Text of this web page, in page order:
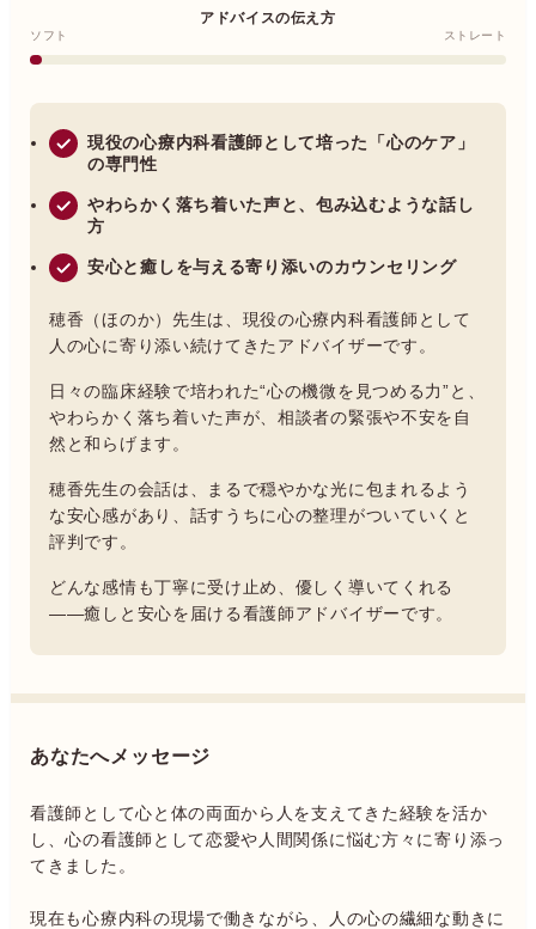
アドバイスの伝え方
ソフト ストレート
現役の心療内科看護師として培った「心のケア」
の専門性
やわらかく落ち着いた声と、包み込むような話し
方
安心と癒しを与える寄り添いのカウンセリング
穂香（ほのか）先生は、現役の心療内科看護師として
人の心に寄り添い続けてきたアドバイザーです。
日々の臨床経験で培われた“心の機微を見つめる力”と、
やわらかく落ち着いた声が、相談者の緊張や不安を自
然と和らげます。
穂香先生の会話は、まるで穏やかな光に包まれるよう
な安心感があり、話すうちに心の整理がついていくと
評判です。
どんな感情も丁寧に受け止め、優しく導いてくれる
――癒しと安心を届ける看護師アドバイザーです。
あなたへメッセージ
看護師として心と体の両面から人を支えてきた経験を活か
し、心の看護師として恋愛や人間関係に悩む方々に寄り添っ
てきました。
現在も心療内科の現場で働きながら、人の心の繊細な動きに